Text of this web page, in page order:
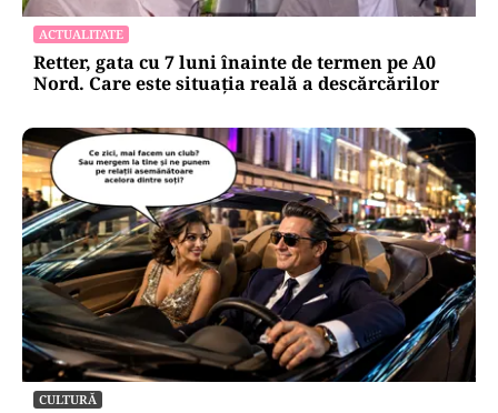
ACTUALITATE
Retter, gata cu 7 luni înainte de termen pe A0
Nord. Care este situația reală a descărcărilor
CULTURĂ